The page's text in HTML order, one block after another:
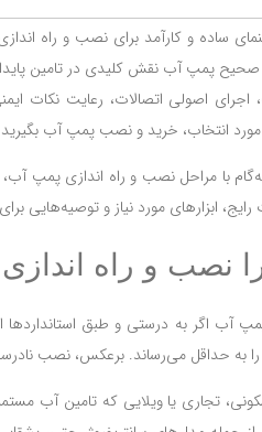
ساده و کارآمد برای نصب و راه
پمپ آب نقش کلیدی در تامین
اصولی اتصالات، رعایت نکات
انتخاب، خرید و نصب پمپ آب بگیرید
با مراحل نصب و راه اندازی پمپ
رایج، ابزارهای مورد نیاز و توصیه‌هایی
نصب و راه
آب اگر به درستی و طبق
به حداقل می‌رساند. برعکس، نصب
تجاری یا ویلایی که تامین آب